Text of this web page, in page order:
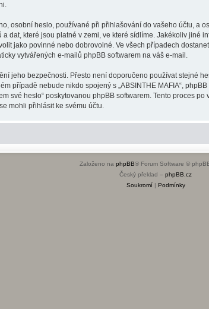
osobní heslo, používané při přihlašování do vašeho účtu, a
dat, které jsou platné v zemi, ve které sídlíme. Jakékoliv jiné
jako povinné nebo dobrovolné. Ve všech případech
vytvářených e-mailů phpBB softwarem na váš e-mail.
jeho bezpečnosti. Přesto není doporučeno používat stejné
případě nebude nikdo spojený s „ABSINTHE MAFIA“,
své heslo“ poskytovanou phpBB softwarem. Tento proces
mohli přihlásit ke svému účtu.
Založeno na phpBB® Forum Software ©
Český překlad – phpBB.cz
Soukromí| Podmínky